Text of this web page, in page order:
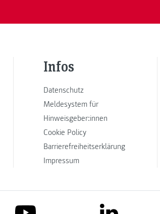
Infos
Datenschutz
Meldesystem für
Hinweisgeber:innen
Cookie Policy
Barrierefreiheitserklärung
Impressum
link to youtube link to linkedin